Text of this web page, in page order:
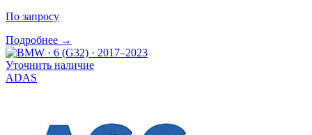
По запросу
Подробнее →
Уточнить наличие
ADAS